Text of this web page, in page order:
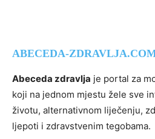
ABECEDA-
Abeceda zdravlja je portal za
koji na jednom mjestu žele sve
životu, alternativnom liječenju,
ljepoti i zdravstvenim tegobama.